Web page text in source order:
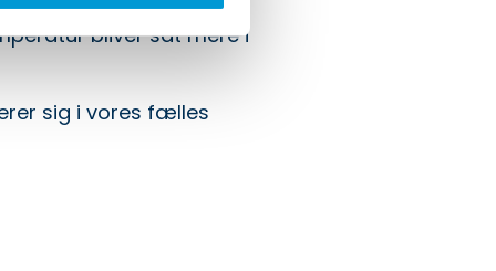
bliver sat mere i
sig i vores fælles